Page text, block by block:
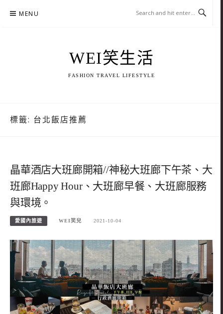
MENU
WEI笑生活
FASHION TRAVEL LIFESTYLE
標籤: 台北飯店推薦
晶華酒店大班廊開箱//神秘大班廊下午茶、大
班廊Happy Hour、大班廊早餐、大班廊服務
與環境。
愛國內旅遊 WEI笑兒 2021-10-04